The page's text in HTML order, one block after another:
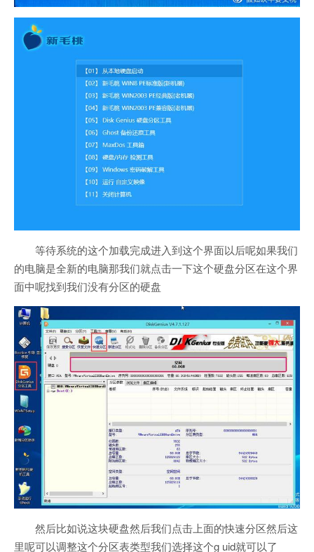
等待系统的这个加载完成进入到这个界面以后呢如果我们
的电脑是全新的电脑那我们就点击一下这个硬盘分区在这个界
面中呢找到我们没有分区的硬盘
然后比如说这块硬盘然后我们点击上面的快速分区然后这
里呢可以调整这个分区表类型我们选择这个g uid就可以了